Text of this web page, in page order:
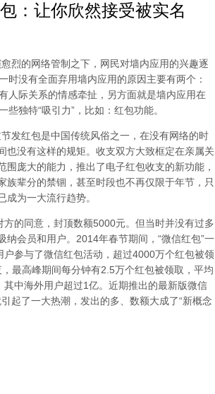
：让你欣然接受被实名
的网络管制之下，网民对墙内应用的兴趣逐
时没有全面弃用墙内应用的原因主要有两个：
人际关系的情感牵扯，另方面就是墙内应用在
些独特“吸引力”，比如：红包功能。
红包是中国传统风俗之一，在没有网络的时
没有这样的规矩。收支双方大致框定在亲属关
庞大的能力，推出了电子红包收支的新功能，
辈分的禁锢，甚至时段也不再仅限于年节，只
为一大流行趋势。
的同意，封顶数额5000元。但当时并没有过多
会员和用户。2014年春节期间，“微信红包”一
参与了微信红包活动，超过4000万个红包被领
最高峰期间每分钟有2.5万个红包被领取，平均
中海外用户超过1亿。近期推出的最新版微信
起了一大热潮，发出的多、数额大成了“新概念